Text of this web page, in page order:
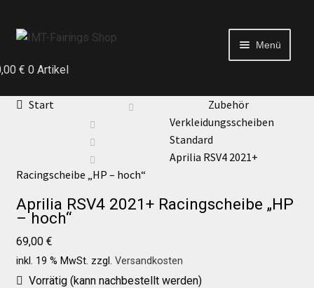
Menü
Echtheit von Bewertungen
Kontakt
News
News
€ 0 Artikel
Start
Zubehör
Verkleidungsscheiben
Standard
Aprilia RSV4 2021+
Racingscheibe „HP – hoch“
Aprilia RSV4 2021+ Racingscheibe „HP
– hoch“
69,00 €
inkl. 19 % MwSt. zzgl. Versandkosten
Vorrätig (kann nachbestellt werden)